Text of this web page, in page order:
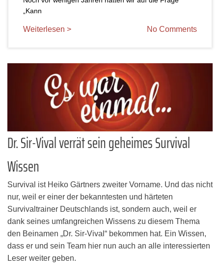
„Kann
Weiterlesen > No Comments
Dr. Sir-Vival verrät sein geheimes Survival
Wissen
Survival ist Heiko Gärtners zweiter Vorname. Und das nicht
nur, weil er einer der bekanntesten und härteten
Survivaltrainer Deutschlands ist, sondern auch, weil er
dank seines umfangreichen Wissens zu diesem Thema
den Beinamen „Dr. Sir-Vival“ bekommen hat. Ein Wissen,
dass er und sein Team hier nun auch an alle interessierten
Leser weiter geben.